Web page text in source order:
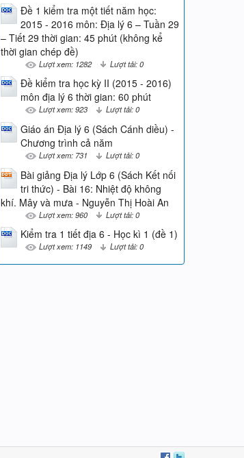
Đề 1 kiểm tra một tiết năm học:
2015 - 2016 môn: Địa lý 6 – Tuần 29
– Tiết 29 thời gian: 45 phút (không kể
thời gian chép đề)
Lượt xem: 1282 Lượt tải: 0
Đề kiểm tra học kỳ II (2015 - 2016)
môn địa lý 6 thời gian: 60 phút
Lượt xem: 923 Lượt tải: 0
Giáo án Địa lý 6 (Sách Cánh diều) -
Chương trình cả năm
Lượt xem: 731 Lượt tải: 0
Bài giảng Địa lý Lớp 6 (Sách Kết nối
tri thức) - Bài 16: Nhiệt độ không
khí. Mây và mưa - Nguyễn Thị Hoài An
Lượt xem: 960 Lượt tải: 0
Kiểm tra 1 tiết địa 6 - Học kì 1 (đề 1)
Lượt xem: 1149 Lượt tải: 0